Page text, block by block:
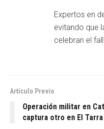
Expertos en
evitando que
celebran el
Artículo Previo
Operación militar en
captura otro en El